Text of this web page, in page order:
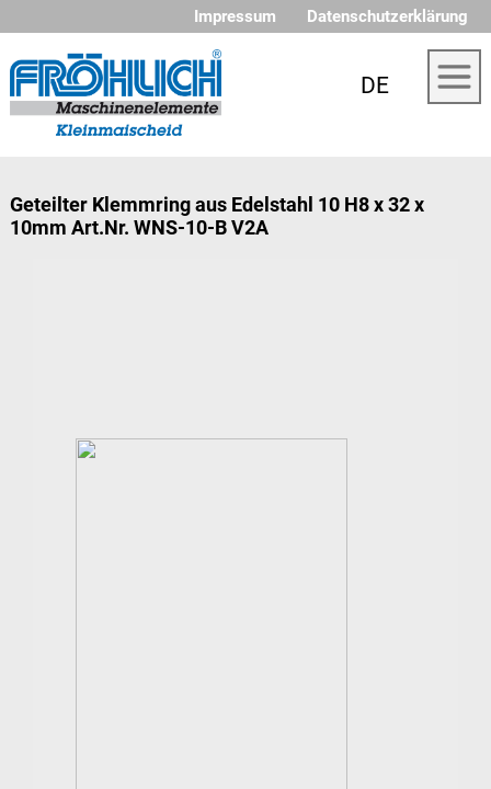
Impressum Datenschutzerklärung
DE
Geteilter Klemmring aus Edelstahl 10 H8 x 32 x
10mm Art.Nr. WNS-10-B V2A